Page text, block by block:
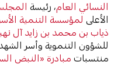
النسائي العام، رئيسة
الأعلى لمؤسسة التنمية
ذياب بن محمد بن زايد آل
للشؤون التنموية وأسر
منتسبات مبادرة «النبض